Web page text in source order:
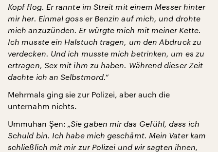
Kopf flog. Er rannte im Streit mit einem Messer hinter
mir her. Einmal goss er Benzin auf mich, und drohte
mich anzuzünden. Er würgte mich mit meiner Kette.
Ich musste ein Halstuch tragen, um den Abdruck zu
verdecken. Und ich musste mich betrinken, um es zu
ertragen, Sex mit ihm zu haben. Während dieser Zeit
dachte ich an Selbstmord.“
Mehrmals ging sie zur Polizei, aber auch die
unternahm nichts.
Ummuhan Şen: „Sie gaben mir das Gefühl, dass ich
Schuld bin. Ich habe mich geschämt. Mein Vater kam
schließlich mit mir zur Polizei und wir sagten ihnen,